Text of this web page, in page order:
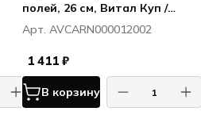
полей, 26 см, Витал Куп /
Vital Coupe
Арт. AVCARN000012002
1 411 ₽
В корзину